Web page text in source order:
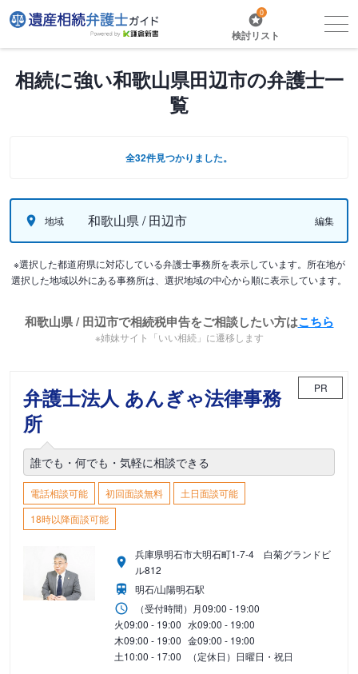
0
検討リスト
相続に強い和歌山県田辺市の弁護士一
覧
全32件見つかりました。
地域 和歌山県 / 田辺市 編集
※選択した都道府県に対応している弁護士事務所を表示しています。所在地が
選択した地域以外にある事務所は、選択地域の中心から順に表示しています。
和歌山県 / 田辺市で相続税申告をご相談したい方はこちら
※姉妹サイト「いい相続」に遷移します
弁護士法人 あんぎゃ法律事務
所
PR
誰でも・何でも・気軽に相談できる
電話相談可能 初回面談無料
土日面談可能
18時以降面談可能
兵庫県明石市大明石町1-7-4 白菊グランドビ
ル812
明石/山陽明石駅
（受付時間） 月09:00 - 19:00
火09:00 - 19:00 水09:00 - 19:00
木09:00 - 19:00 金09:00 - 19:00
土10:00 - 17:00 （定休日）日曜日・祝日